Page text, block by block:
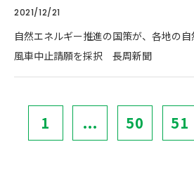
2021/12/21
自然エネルギー推進の国策が、各地の
風車中止請願を採択 長周新聞
1 ... 50 51